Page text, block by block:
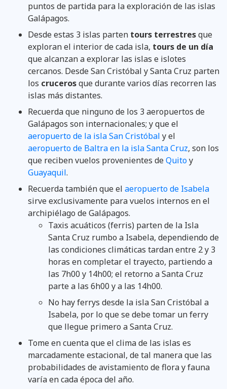
puntos de partida para la exploración de las islas
Galápagos.
Desde estas 3 islas parten tours terrestresque
exploran el interior de cada isla, tours de un día
que alcanzan a explorar las islas e islotes
cercanos. Desde San Cristóbal y Santa Cruz parten
los crucerosque durante varios días recorren las
islas más distantes.
Recuerda que ninguno de los 3 aeropuertos de
Galápagos son internacionales; y que el
aeropuerto de la isla San Cristóbal y el
aeropuerto de Baltra en la isla Santa Cruz, son los
que reciben vuelos provenientes deQuitoy
Guayaquil.
Recuerda también que el aeropuerto de Isabela
sirve exclusivamente para vuelos internos en el
archipiélago de Galápagos.
Taxis acuáticos (ferris) parten de la Isla
Santa Cruz rumbo a Isabela, dependiendo de
las condiciones climáticas tardan entre 2 y 3
horas en completar el trayecto, partiendo a
las 7h00 y 14h00; el retorno a Santa Cruz
parte a las 6h00 y a las 14h00.
No hay ferrys desde la isla San Cristóbal a
Isabela, por lo que se debe tomar un ferry
que llegue primero a Santa Cruz.
Tome en cuenta que el clima de las islas es
marcadamente estacional, de tal manera que las
probabilidades de avistamiento de flora y fauna
varía en cada época del año.